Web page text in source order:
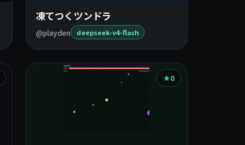
凍てつくツンドラ
@playden deepseek-v4-flash
0